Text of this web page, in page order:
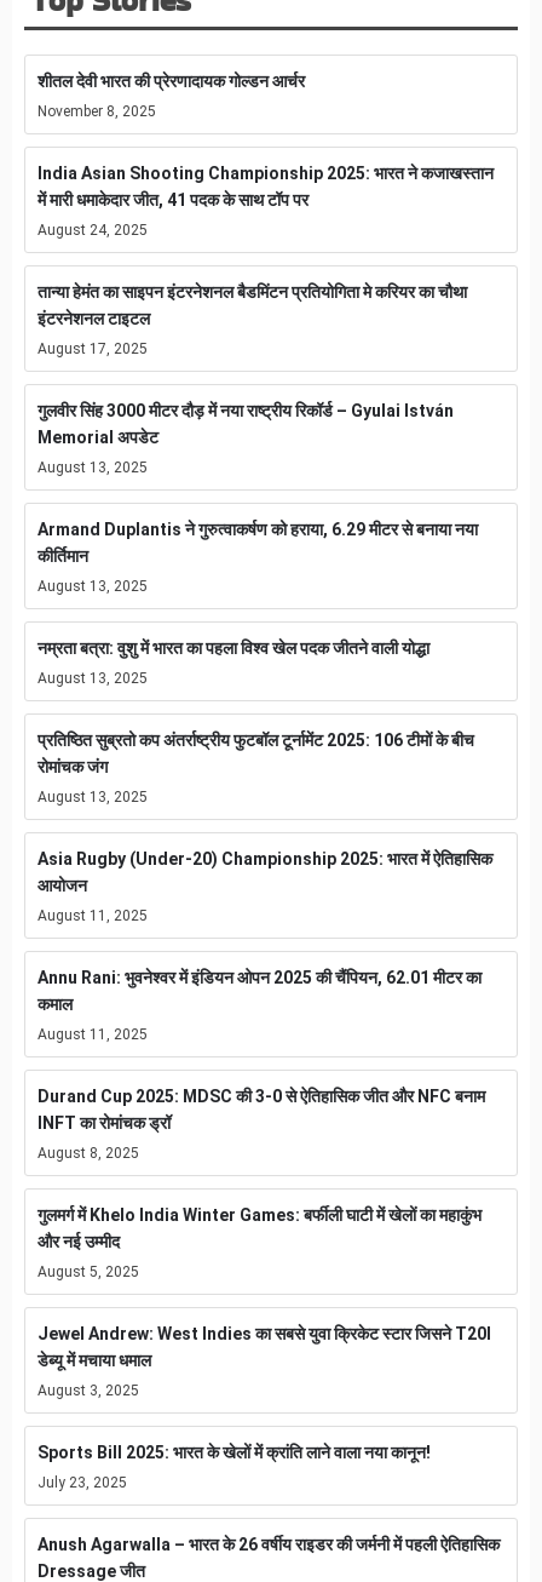
शीतल देवी भारत की प्रेरणादायक गोल्डन आर्चर
November 8, 2025
India Asian Shooting Championship 2025: भारत ने कजाखस्तान
में मारी धमाकेदार जीत, 41 पदक के साथ टॉप पर
August 24, 2025
तान्या हेमंत का साइपन इंटरनेशनल बैडमिंटन प्रतियोगिता मे करियर का चौथा
इंटरनेशनल टाइटल
August 17, 2025
गुलवीर सिंह 3000 मीटर दौड़ में नया राष्ट्रीय रिकॉर्ड – Gyulai István
Memorial अपडेट
August 13, 2025
Armand Duplantis ने गुरुत्वाकर्षण को हराया, 6.29 मीटर से बनाया नया
कीर्तिमान
August 13, 2025
नम्रता बत्रा: वुशु में भारत का पहला विश्व खेल पदक जीतने वाली योद्धा
August 13, 2025
प्रतिष्ठित सुब्रतो कप अंतर्राष्ट्रीय फुटबॉल टूर्नामेंट 2025: 106 टीमों के बीच
रोमांचक जंग
August 13, 2025
Asia Rugby (Under-20) Championship 2025: भारत में ऐतिहासिक
आयोजन
August 11, 2025
Annu Rani: भुवनेश्वर में इंडियन ओपन 2025 की चैंपियन, 62.01 मीटर का
कमाल
August 11, 2025
Durand Cup 2025: MDSC की 3-0 से ऐतिहासिक जीत और NFC बनाम
INFT का रोमांचक ड्रॉ
August 8, 2025
गुलमर्ग में Khelo India Winter Games: बर्फीली घाटी में खेलों का महाकुंभ
और नई उम्मीद
August 5, 2025
Jewel Andrew: West Indies का सबसे युवा क्रिकेट स्टार जिसने T20I
डेब्यू में मचाया धमाल
August 3, 2025
Sports Bill 2025: भारत के खेलों में क्रांति लाने वाला नया कानून!
July 23, 2025
Anush Agarwalla – भारत के 26 वर्षीय राइडर की जर्मनी में पहली ऐतिहासिक
Dressage जीत